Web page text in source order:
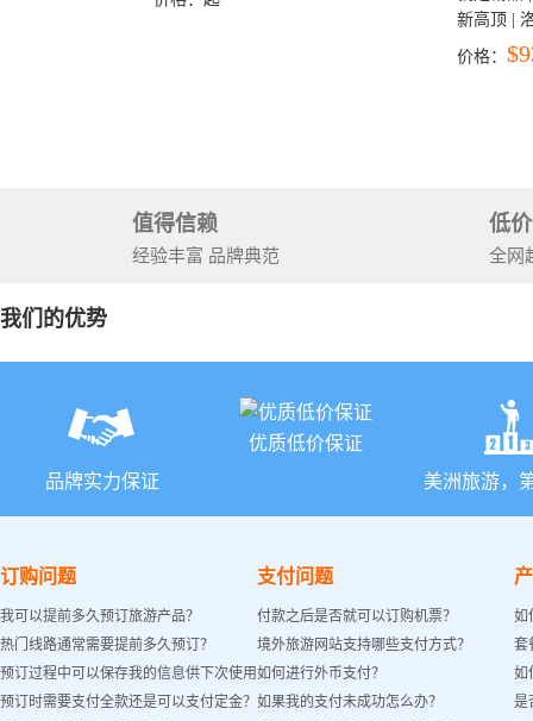
新高顶 |
彩穴+马
价格：
值得信赖
经验丰富 品牌典范
低
全网
我们的优势
品牌实力保证
优质低价保证
美洲旅游，
订购问题
我可以提前多久预订旅游产品？
热门线路通常需要提前多久预订？
预订过程中可以保存我的信息供下次使用
吗？
预订时需要支付全款还是可以支付定金？
支付问题
付款之后是否就可以订购机票？
境外旅游网站支持哪些支付方式？
如何进行外币支付？
如果我的支付未成功怎么办？
如
套
如
是